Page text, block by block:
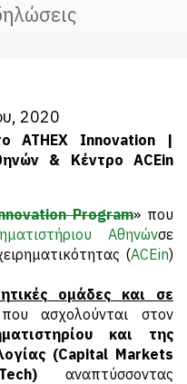
2020
ATHEX Innovation |
& Κέντρο ACEin
Program» που
Αθηνώνσε
(ACEin)
ομάδες και σε
ασχολούνται στον
και της
(Capital Markets
αναπτύσσοντας